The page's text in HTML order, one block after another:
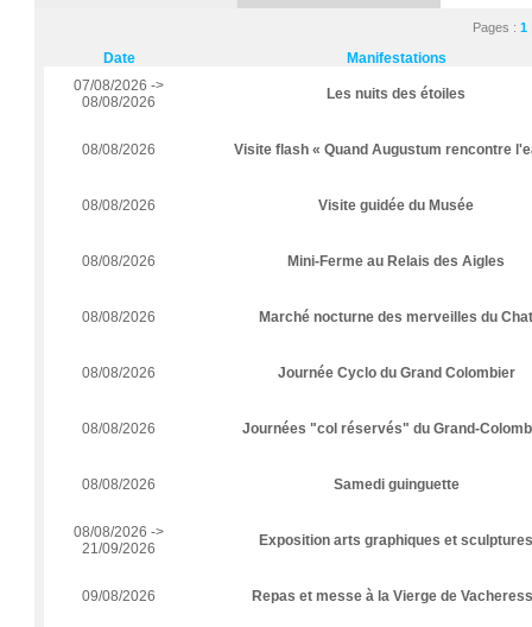
Pages : 1
Date
Manifestations
07/08/2026 ->
08/08/2026
Les nuits des étoiles
08/08/2026 Visite flash « Quand Augustum rencontre
08/08/2026 Visite guidée du Musée
08/08/2026 Mini-Ferme au Relais des Aigles
08/08/2026 Marché nocturne des merveilles du Chat
08/08/2026 Journée Cyclo du Grand Colombier
08/08/2026 Journées "col réservés" du Grand-
08/08/2026 Samedi guinguette
08/08/2026 ->
21/09/2026
Exposition arts graphiques et sculptures
09/08/2026 Repas et messe à la Vierge de